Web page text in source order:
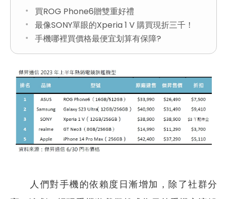
買ROG Phone6贈雙重好禮
最像SONY單眼的Xperia 1 V 購買現折三千！
手機哪裡買價格最便宜划算有保障?
人們對手機的依賴度日漸增加，除了社群分